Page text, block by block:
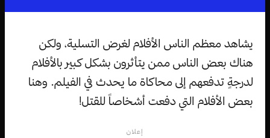
يشاهد معظم الناس الأفلام لغرض التسلية، ولكن
هناك بعض الناس ممن يتأثرون بشكل كبير بالأفلام
لدرجةٍ تدفعهم إلى محاكاة ما يحدث في الفيلم. وهنا
بعض الأفلام التي دفعت أشخاصاً للقتل!
إعلان